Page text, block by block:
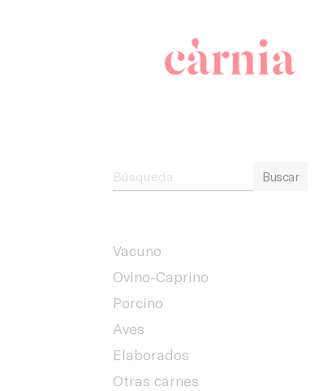
Buscar
Vacuno
Ovino-Caprino
Porcino
Aves
Elaborados
Otras carnes